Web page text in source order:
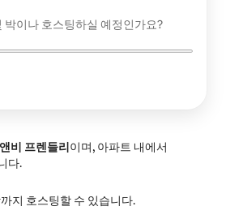
박이나 호스팅하실 예정인가요?
비 프렌들리이며, 아파트 내에서
다.
지 호스팅할 수 있습니다.